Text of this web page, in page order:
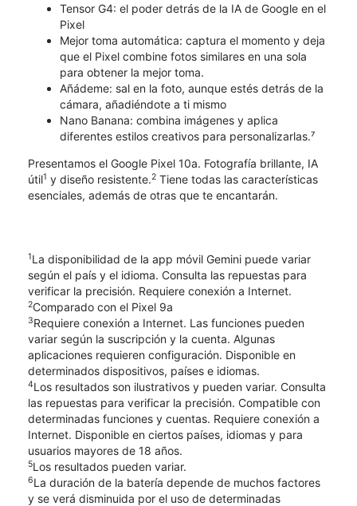
Tensor G4: el poder detrás de la IA de Google en el
Pixel
​​​​​​​Mejor toma automática: captura el momento y deja
que el Pixel combine fotos similares en una sola
para obtener la mejor toma.
Añádeme: sal en la foto, aunque estés detrás de la
cámara, añadiéndote a ti mismo
Nano Banana: combina imágenes y aplica
diferentes estilos creativos para personalizarlas.⁷
Presentamos el Google Pixel 10a. Fotografía brillante, IA
útil1 y diseño resistente.2 Tiene todas las características
esenciales, además de otras que te encantarán.
1La disponibilidad de la app móvil Gemini puede variar
según el país y el idioma. Consulta las repuestas para
verificar la precisión. Requiere conexión a Internet.
2Comparado con el Pixel 9a
3Requiere conexión a Internet. Las funciones pueden
variar según la suscripción y la cuenta. Algunas
aplicaciones requieren configuración. Disponible en
determinados dispositivos, países e idiomas.
4Los resultados son ilustrativos y pueden variar. Consulta
las repuestas para verificar la precisión. Compatible con
determinadas funciones y cuentas. Requiere conexión a
Internet. Disponible en ciertos países, idiomas y para
usuarios mayores de 18 años.
5Los resultados pueden variar.
6La duración de la batería depende de muchos factores
y se verá disminuida por el uso de determinadas